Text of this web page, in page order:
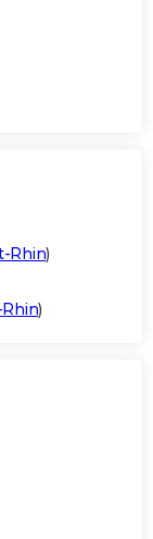
Rhin)
)